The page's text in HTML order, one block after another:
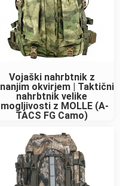
Vojaški nahrbtnik z
okvirjem | Taktični
nahrbtnik velike
z MOLLE (A-
TACS FG Camo)